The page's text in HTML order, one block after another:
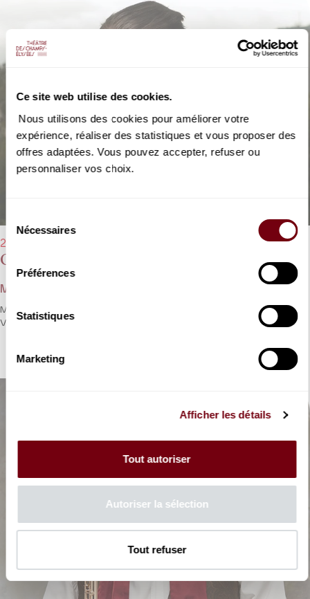
Ce site web utilise des cookies.
Nous utilisons des cookies pour améliorer votre
expérience, réaliser des statistiques et vous proposer des
offres adaptées. Vous pouvez accepter, refuser ou
personnaliser vos choix.
consentement
Nécessaires
Préférences
Statistiques
Marketing
Afficher les détails
Tout autoriser
Autoriser la sélection
Tout refuser
Orchestre de chambre de Paris
23/11/2023 - 20h00
Matthias Pintscher, Deborah Nemtanu, Jossalyn Jensen
Matthias Pintscher et l’Orchestre de chambre de Paris entre
Vienne et Paris.